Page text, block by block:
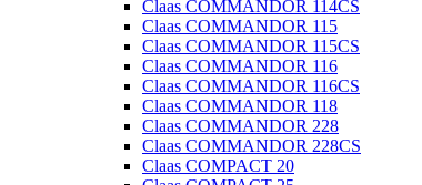
Claas COMMANDOR 114CS
Claas COMMANDOR 115
Claas COMMANDOR 115CS
Claas COMMANDOR 116
Claas COMMANDOR 116CS
Claas COMMANDOR 118
Claas COMMANDOR 228
Claas COMMANDOR 228CS
Claas COMPACT 20